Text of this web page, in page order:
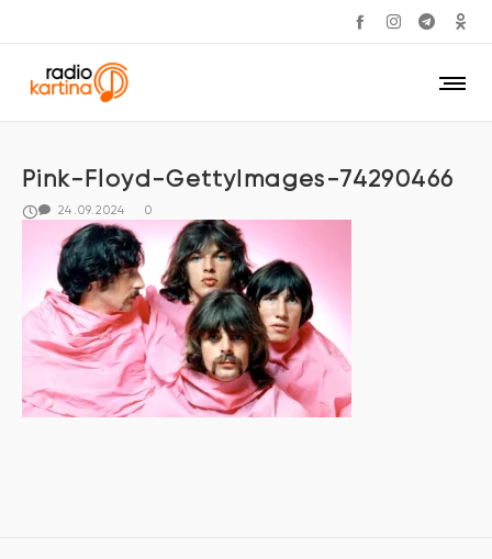
Pink-Floyd-GettyImages-74290466
24.09.2024 0